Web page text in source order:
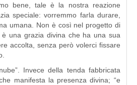
bene, tale è la nostra reazione
speciale: vorremmo farla durare,
umana. Non è così nel progetto di
è una grazia divina che ha una sua
accolta, senza però volerci fissare
Invece della tenda fabbricata
manifesta la presenza divina; “e